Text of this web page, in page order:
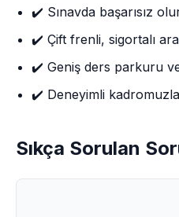
✔️ Sınavda başarısız
✔️ Çift frenli, sigortalı
✔️ Geniş ders parkuru
✔️ Deneyimli
Sıkça Sorulan